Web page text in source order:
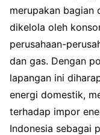
merupakan bagian
dikelola oleh
perusahaan-
dan gas. Dengan
lapangan ini
energi domestik,
terhadap impor
Indonesia sebagai